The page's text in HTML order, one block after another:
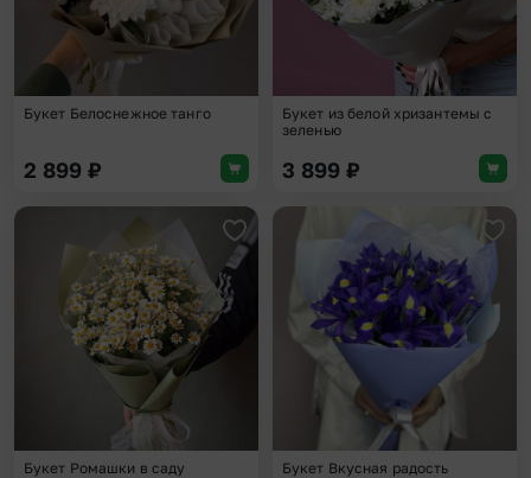
Букет Белоснежное танго
2 899 ₽
Букет из белой хризантемы с
зеленью
3 899 ₽
Добавить в избранное
Букет Ромашки в саду Букет Вкусная радость